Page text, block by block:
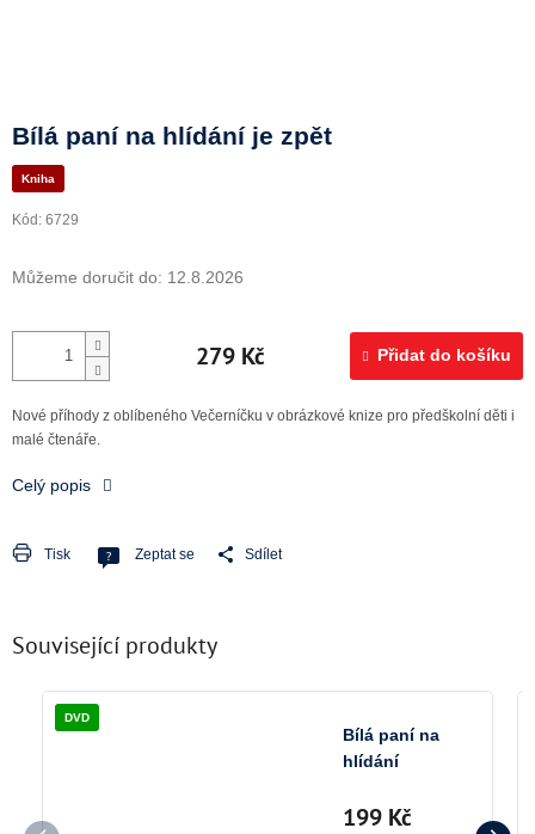
Bílá paní na hlídání je zpět
Kniha
Kód: 6729
Můžeme doručit do: 12.8.2026
279 Kč Přidat do košíku
Nové příhody z oblíbeného Večerníčku v obrázkové knize pro předškolní děti i
malé čtenáře.
Celý popis
Tisk Zeptat se Sdílet
Související produkty
DVD
Bílá paní na
hlídání
199 Kč